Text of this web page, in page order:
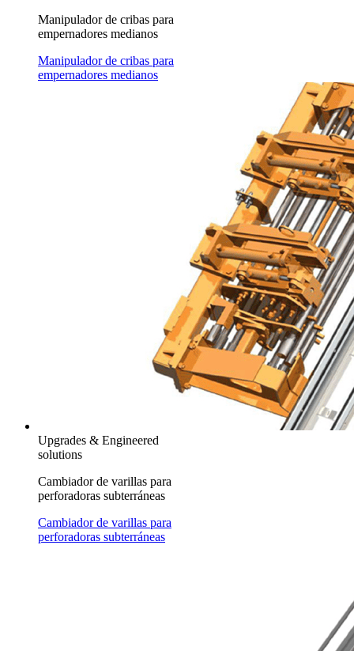
Manipulador de cribas para
empernadores medianos
Manipulador de cribas para
empernadores medianos
Upgrades & Engineered
solutions
Cambiador de varillas para
perforadoras subterráneas
Cambiador de varillas para
perforadoras subterráneas